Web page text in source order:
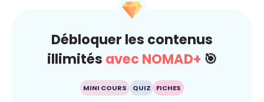
Débloquer les contenus
illimités avec NOMAD+ 🎯
MINI COURS QUIZ FICHES